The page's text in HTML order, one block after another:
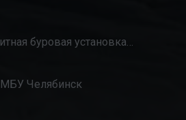
буровая установка…
Челябинск